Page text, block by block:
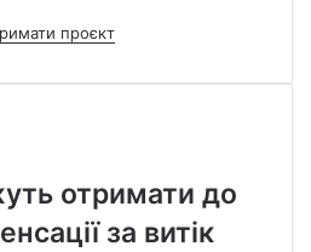
проєкт
отримати до
за витік